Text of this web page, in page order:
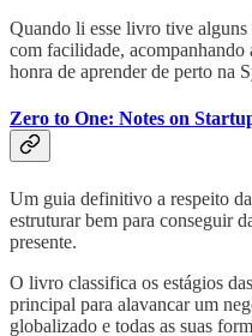
Quando li esse livro tive alguns
com facilidade, acompanhando
honra de aprender de perto na
Zero to One: Notes on
Um guia definitivo a respeito
estruturar bem para conseguir
presente.
O livro classifica os estágios
principal para alavancar um
globalizado e todas as suas